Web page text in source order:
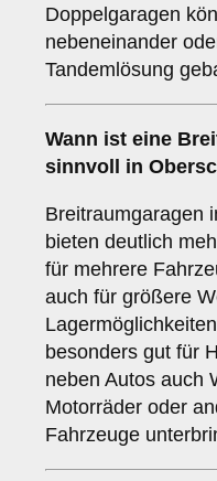
Doppelgaragen
nebeneinander
Tandemlösung
Wann ist eine
sinnvoll in
Breitraumgaragen
bieten deutlich
für mehrere
auch für größere
besonders gut für
neben Autos auch
Motorräder oder
Fahrzeuge